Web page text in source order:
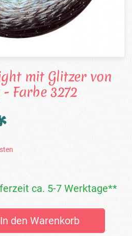
mit Glitzer von
Farbe 3272
ca. 5-7 Werktage**
In den Warenkorb